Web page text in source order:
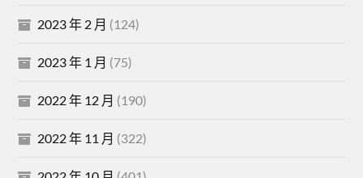
2023 年 2 月 (124)
2023 年 1 月 (75)
2022 年 12 月 (190)
2022 年 11 月 (322)